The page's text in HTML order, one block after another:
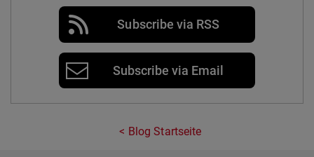
Subscribe via RSS
Subscribe via Email
Blog Startseite